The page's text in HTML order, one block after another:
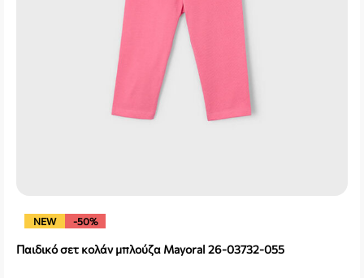
NEW -50%
Παιδικό σετ κολάν μπλούζα Mayoral 26-03732-055